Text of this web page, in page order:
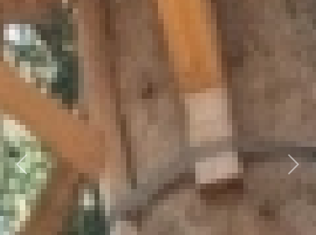
Previous Next